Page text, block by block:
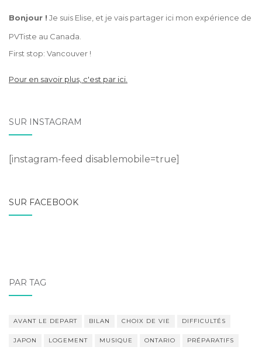
Bonjour ! Je suis Elise, et je vais partager ici mon expérience de
PVTiste au Canada.
First stop: Vancouver !
Pour en savoir plus, c'est par ici.
SUR INSTAGRAM
[instagram-feed disablemobile=true]
SUR FACEBOOK
PAR TAG
AVANT LE DEPART BILAN CHOIX DE VIE DIFFICULTÉS
JAPON LOGEMENT MUSIQUE ONTARIO PRÉPARATIFS